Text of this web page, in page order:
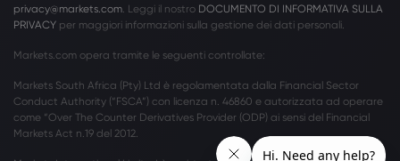
privacy@markets.com . Leggi il nostro DOCUMENTO DI INFORMATIVA SULLA
PRIVACY per maggiori informazioni sulla gestione dei dati personali.
Markets.com opera tramite le seguenti controllate:
Markets South Africa (Pty) Ltd è regolamentata dalla Financial Sector
Conduct Authority (“FSCA”) con licenza n. 46860 e autorizzata ad operare
come “Over The Counter Derivatives Provider (ODP) ai sensi del Financial
Markets Act n.19 del 2012.